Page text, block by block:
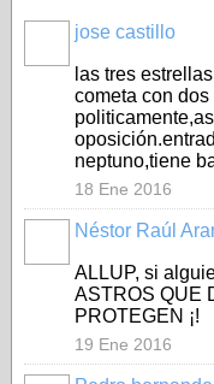
jose castillo
las tres
cometa con
neptuno,tiene
18 Ene 2016
Néstor Raúl
ALLUP, si
ASTROS QUE
PROTEGEN ¡!
19 Ene 2016